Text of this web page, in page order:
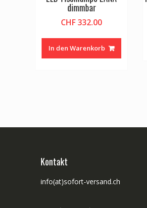
dimmbar
CHF332.00
In den Warenkorb
Kontakt
info(at)sofort-versand.ch